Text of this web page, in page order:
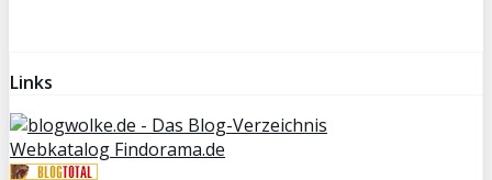
Links
Webkatalog Findorama.de